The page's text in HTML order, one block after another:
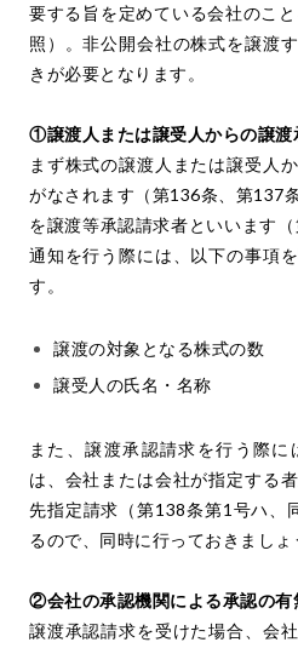
要する旨を定めている会社のこ
照）。非公開会社の株式を譲渡
きが必要となります。
①譲渡人または譲受人からの譲渡
まず株式の譲渡人または譲受人
がなされます（第136条、第137
を譲渡等承認請求者といいます
通知を行う際には、以下の事項
す。
譲渡の対象となる株式の数
譲受人の氏名・名称
また、譲渡承認請求を行う際
は、会社または会社が指定する
先指定請求（第138条第1号ハ、
るので、同時に行っておきましょ
②会社の承認機関による承認の有
譲渡承認請求を受けた場合、会